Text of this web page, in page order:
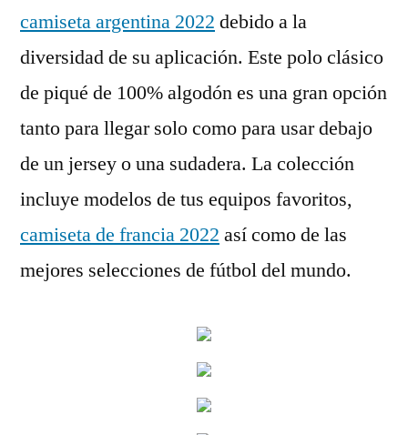
camiseta argentina 2022 debido a la
diversidad de su aplicación. Este polo clásico
de piqué de 100% algodón es una gran opción
tanto para llegar solo como para usar debajo
de un jersey o una sudadera. La colección
incluye modelos de tus equipos favoritos,
camiseta de francia 2022 así como de las
mejores selecciones de fútbol del mundo.